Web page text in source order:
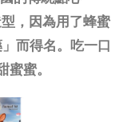
，因為用了蜂蜜
而得名。吃一口
蜜。